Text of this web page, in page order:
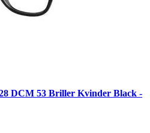
DCM 53 Briller Kvinder Black -